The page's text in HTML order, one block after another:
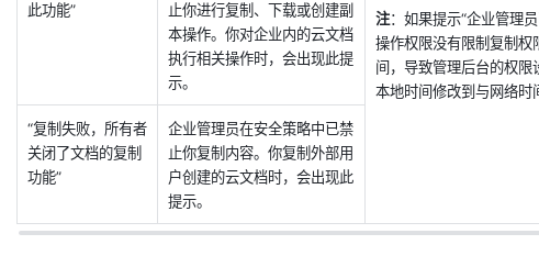
此功能”
止你进行复制、下载或创建副
本操作。你对企业内的云文档
执行相关操作时，会出现此提
示。
注：如果提示“企业管理
操作权限没有限制复制权
间，导致管理后台的权限
本地时间修改到与网络时
“复制失败，所有者
关闭了文档的复制
功能”
企业管理员在安全策略中已禁
止你复制内容。你复制外部用
户创建的云文档时，会出现此
提示。